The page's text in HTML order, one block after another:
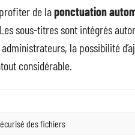
de laponctuation
sous-titres sont intégrés
la possibilité
considérable.
des fichiers